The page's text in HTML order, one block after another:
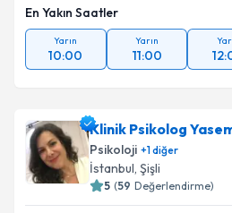
En Yakın Saatler
Yarın
10:00
Yarın
11:00
Klinik Psikolog
Psikoloji +1diğer
İstanbul, Şişli
5 (59 Değerlendirme)